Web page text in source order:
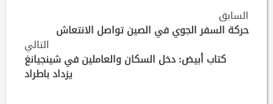
Continue
Reading
السابق
حركة السفر الجوي في الصين تواصل الانتعاش
التالي
كتاب أبيض: دخل السكان والعاملين في شينجيانغ
يزداد باطراد